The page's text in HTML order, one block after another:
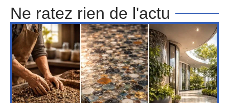
Ne ratez rien de l'actu